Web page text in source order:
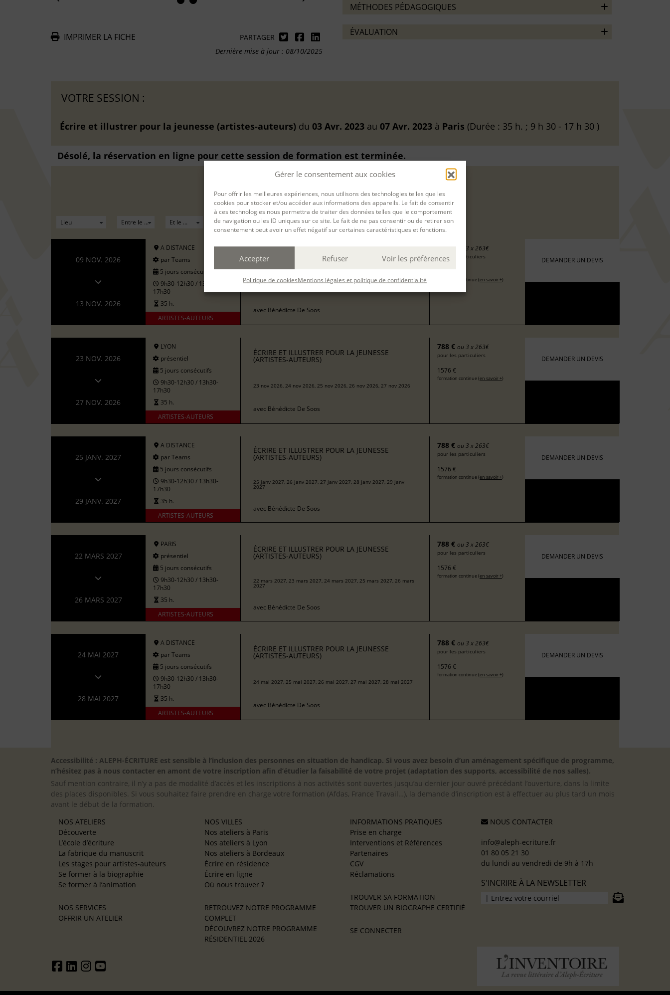
Gérer le consentement aux cookies
Pour offrir les meilleures expériences, nous utilisons des technologies telles que les
cookies pour stocker et/ou accéder aux informations des appareils. Le fait de consentir
à ces technologies nous permettra de traiter des données telles que le comportement
de navigation ou les ID uniques sur ce site. Le fait de ne pas consentir ou de retirer son
consentement peut avoir un effet négatif sur certaines caractéristiques et fonctions.
Accepter Refuser Voir les préférences
Politique de cookiesMentions légales et politique de confidentialité
IMPRIMER LA FICHE
PARTAGER
Dernière mise à jour : 08/10/2025
MÉTHODES PÉDAGOGIQUES
ÉVALUATION
VOTRE SESSION :
Écrire et illustrer pour la jeunesse (artistes-auteurs) du 03 Avr. 2023 au 07 Avr. 2023 à Paris (Durée : 35 h. ; 9 h 30 - 17 h 30 )
Désolé, la réservation en ligne pour cette session de formation est terminée.
Filtrer
09 NOV. 2026
13 NOV. 2026
A DISTANCE
par Teams
5 jours consécutifs
9h30-12h30 / 13h30-
17h30
35 h.
ARTISTES-AUTEURS
ÉCRIRE ET ILLUSTRER POUR LA JEUNESSE
(ARTISTES-AUTEURS)
avec Bénédicte De Soos
788 € ou 3 x 263€
pour les particuliers
formation continue (en savoir +)
DEMANDER UN DEVIS
23 NOV. 2026
27 NOV. 2026
LYON
présentiel
5 jours consécutifs
9h30-12h30 / 13h30-
17h30
35 h.
ARTISTES-AUTEURS
ÉCRIRE ET ILLUSTRER POUR LA JEUNESSE
(ARTISTES-AUTEURS)
23 nov 2026, 24 nov 2026, 25 nov 2026, 26 nov 2026, 27 nov 2026
avec Bénédicte De Soos
788 € ou 3 x 263€
pour les particuliers
1576 €
formation continue (en savoir +)
DEMANDER UN DEVIS
25 JANV. 2027
29 JANV. 2027
A DISTANCE
par Teams
5 jours consécutifs
9h30-12h30 / 13h30-
17h30
35 h.
ARTISTES-AUTEURS
ÉCRIRE ET ILLUSTRER POUR LA JEUNESSE
(ARTISTES-AUTEURS)
25 janv 2027, 26 janv 2027, 27 janv 2027, 28 janv 2027, 29 janv
2027
avec Bénédicte De Soos
788 € ou 3 x 263€
pour les particuliers
1576 €
formation continue (en savoir +)
DEMANDER UN DEVIS
22 MARS 2027
26 MARS 2027
PARIS
présentiel
5 jours consécutifs
9h30-12h30 / 13h30-
17h30
35 h.
ARTISTES-AUTEURS
ÉCRIRE ET ILLUSTRER POUR LA JEUNESSE
(ARTISTES-AUTEURS)
22 mars 2027, 23 mars 2027, 24 mars 2027, 25 mars 2027, 26 mars
2027
avec Bénédicte De Soos
788 € ou 3 x 263€
pour les particuliers
1576 €
formation continue (en savoir +)
DEMANDER UN DEVIS
24 MAI 2027
28 MAI 2027
A DISTANCE
par Teams
5 jours consécutifs
9h30-12h30 / 13h30-
17h30
35 h.
ARTISTES-AUTEURS
ÉCRIRE ET ILLUSTRER POUR LA JEUNESSE
(ARTISTES-AUTEURS)
24 mai 2027, 25 mai 2027, 26 mai 2027, 27 mai 2027, 28 mai 2027
avec Bénédicte De Soos
788 € ou 3 x 263€
pour les particuliers
1576 €
formation continue (en savoir +)
DEMANDER UN DEVIS
Accessibilité : ALEPH-ÉCRITURE est sensible à l’inclusion des personnes en situation de handicap. Si vous avez besoin d’un aménagement spécifique de programme,
n’hésitez pas à nous contacter en amont de votre inscription afin d’étudier la faisabilité de votre projet (adaptation des supports, accessibilité de nos salles).
Sauf mention contraire, il n’y a pas de modalité d’accès et les inscriptions à nos activités sont ouvertes jusqu’au dernier jour ouvré précédant l’ouverture, dans la limite
des places disponibles. Si vous souhaitez faire prendre en charge votre formation (Afdas, France Travail…), la demande d’inscription est à effectuer au plus tard un mois
avant le début de la formation.
NOS ATELIERS
Découverte
L’école d’écriture
La fabrique du manuscrit
Les stages pour artistes-auteurs
Se former à la biographie
Se former à l’animation
NOS SERVICES
OFFRIR UN ATELIER
NOS VILLES
Nos ateliers à Paris
Nos ateliers à Lyon
Nos ateliers à Bordeaux
Écrire en résidence
Écrire en ligne
Où nous trouver ?
RETROUVEZ NOTRE PROGRAMME
COMPLET
DÉCOUVREZ NOTRE PROGRAMME
RÉSIDENTIEL 2026
INFORMATIONS PRATIQUES
Prise en charge
Interventions et Références
Partenaires
CGV
Réclamations
TROUVER SA FORMATION
TROUVER UN BIOGRAPHE CERTIFIÉ
SE CONNECTER
NOUS CONTACTER
info@aleph-ecriture.fr
01 80 05 21 30
du lundi au vendredi de 9h à 17h
S'INCRIRE À LA NEWSLETTER